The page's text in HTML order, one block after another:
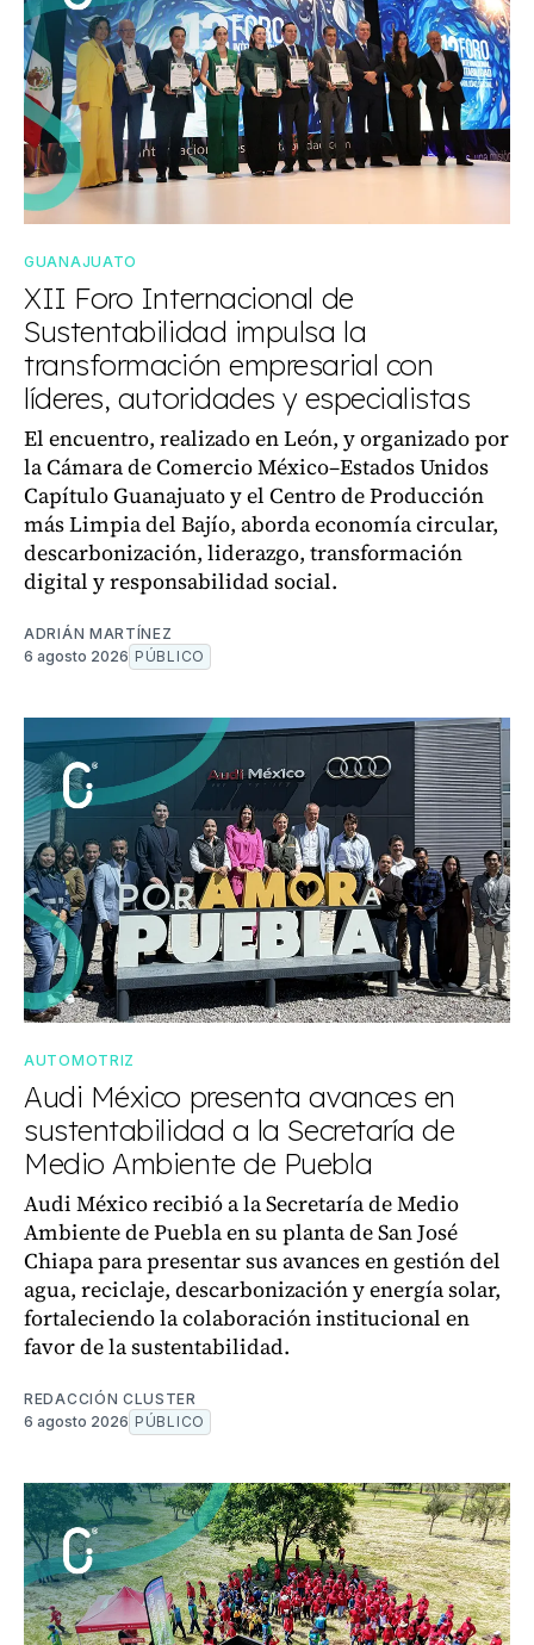
GUANAJUATO
XII Foro Internacional de
Sustentabilidad impulsa la
transformación empresarial con
líderes, autoridades y especialistas
El encuentro, realizado en León, y organizado por
la Cámara de Comercio México–Estados Unidos
Capítulo Guanajuato y el Centro de Producción
más Limpia del Bajío, aborda economía circular,
descarbonización, liderazgo, transformación
digital y responsabilidad social.
ADRIÁN MARTÍNEZ
6 agosto 2026 PÚBLICO
AUTOMOTRIZ
Audi México presenta avances en
sustentabilidad a la Secretaría de
Medio Ambiente de Puebla
Audi México recibió a la Secretaría de Medio
Ambiente de Puebla en su planta de San José
Chiapa para presentar sus avances en gestión del
agua, reciclaje, descarbonización y energía solar,
fortaleciendo la colaboración institucional en
favor de la sustentabilidad.
REDACCIÓN CLUSTER
6 agosto 2026 PÚBLICO